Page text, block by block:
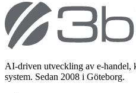
AI-driven utveckling av e-handel,
system. Sedan 2008 i Göteborg.